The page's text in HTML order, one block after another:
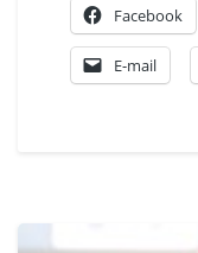
Facebook
E-mail